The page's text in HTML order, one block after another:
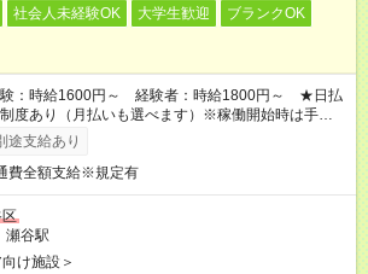
社会人未経験OK 大学生歓迎
ブランクOK
験：時給1600円～ 経験者：時給1800円～ ★日払
度あり（月払いも選べます）※稼働開始時は手続き
支払いとなります。
途支給あり
費全額支給※規定有
瀬谷駅
け施設＞